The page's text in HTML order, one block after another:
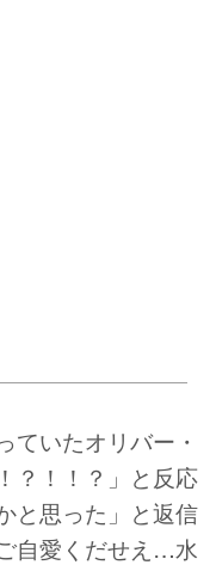
いたオリバー・
？！！？」と反応
と思った」と返信
自愛くだせえ…水